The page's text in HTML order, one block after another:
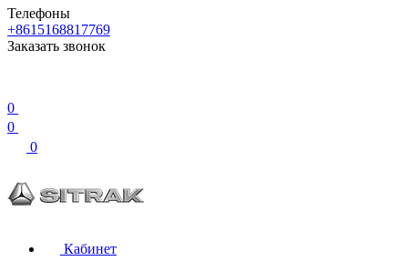
Телефоны
+8615168817769
Заказать звонок
0
0
0
Кабинет